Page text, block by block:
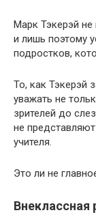
Марк Тэкерэй не
и лишь поэтому
подростков,
То, как Тэкерэй
уважать не
зрителей до
не
учителя.
Это ли не
Внеклассная